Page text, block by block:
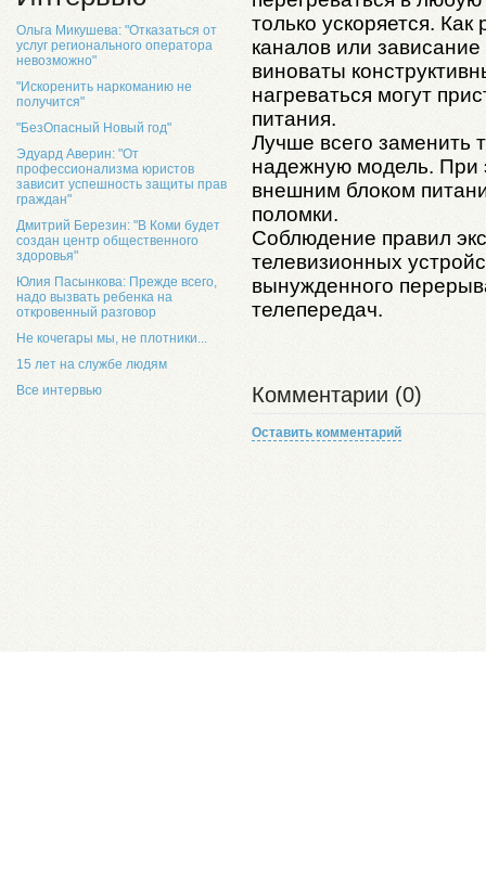
Ольга Микушева: "Отказаться от
услуг регионального оператора
невозможно"
"Искоренить наркоманию не
получится"
"БезОпасный Новый год"
Эдуард Аверин: "От
профессионализма юристов
зависит успешность защиты прав
граждан"
Дмитрий Березин: "В Коми будет
создан центр общественного
здоровья"
Юлия Пасынкова: Прежде всего,
надо вызвать ребенка на
откровенный разговор
Не кочегары мы, не плотники...
15 лет на службе людям
Все интервью
только ускоряется.
каналов или
виноваты
нагреваться могут
питания.
Лучше всего заменить
надежную модель. При
внешним блоком
поломки.
Соблюдение правил
телевизионных
вынужденного
телепередач.
Комментарии (0)
Оставить комментарий